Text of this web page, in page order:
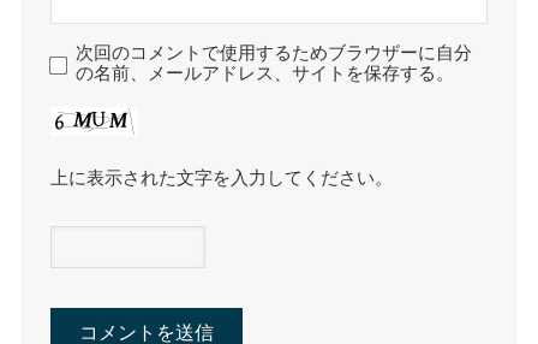
次回のコメントで使用するためブラウザーに自分
の名前、メールアドレス、サイトを保存する。
上に表示された文字を入力してください。